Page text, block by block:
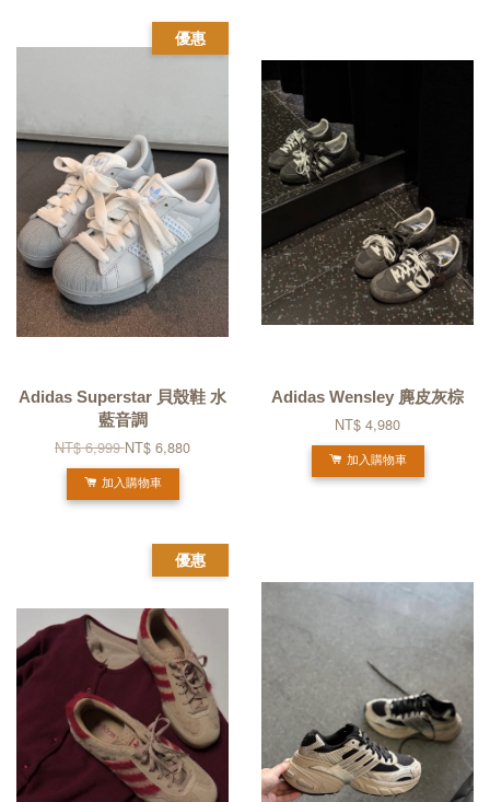
優惠
Adidas Superstar 貝殼鞋 水
藍音調
NT$ 6,999NT$ 6,880
加入購物車
Adidas Wensley 麂皮灰棕
NT$ 4,980
加入購物車
優惠